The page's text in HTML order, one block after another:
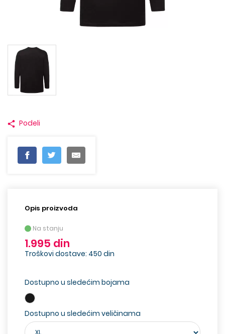
Podeli
Opis proizvoda
Na stanju
1.995 din
Troškovi dostave: 450 din
Dostupno u sledećim bojama
Dostupno u sledećim veličinama